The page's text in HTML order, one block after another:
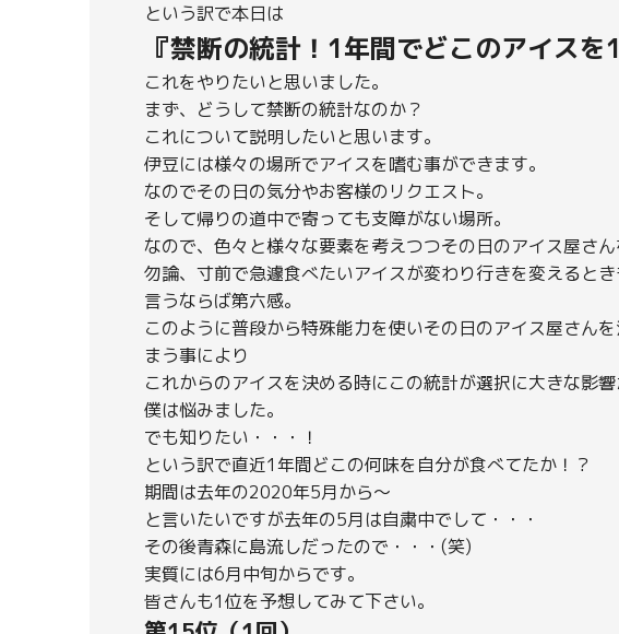
という訳で本日は
『禁断の統計！1年間でどこのアイスを
これをやりたいと思いました。
まず、どうして禁断の統計なのか？
これについて説明したいと思います。
伊豆には様々の場所でアイスを嗜む事ができます。
なのでその日の気分やお客様のリクエスト。
そして帰りの道中で寄っても支障がない場所。
なので、色々と様々な要素を考えつつその日のアイス屋さん
勿論、寸前で急遽食べたいアイスが変わり行きを変えるとき
言うならば第六感。
このように普段から特殊能力を使いその日のアイス屋さん
まう事により
これからのアイスを決める時にこの統計が選択に大きな影
僕は悩みました。
でも知りたい・・・！
という訳で直近1年間どこの何味を自分が食べてたか！？
期間は去年の2020年5月から～
と言いたいですが去年の5月は自粛中でして・・・
その後青森に島流しだったので・・・(笑)
実質には6月中旬からです。
皆さんも1位を予想してみて下さい。